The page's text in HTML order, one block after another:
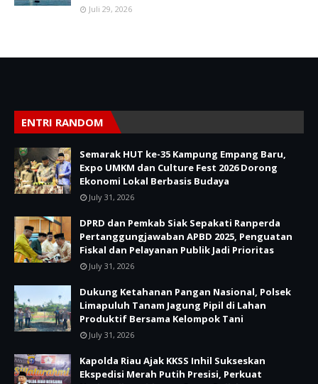
Juli 29, 2026
ENTRI RANDOM
Semarak HUT ke-35 Kampung Empang Baru,
Expo UMKM dan Culture Fest 2026 Dorong
Ekonomi Lokal Berbasis Budaya
July 31, 2026
DPRD dan Pemkab Siak Sepakati Ranperda
Pertanggungjawaban APBD 2025, Penguatan
Fiskal dan Pelayanan Publik Jadi Prioritas
July 31, 2026
Dukung Ketahanan Pangan Nasional, Polsek
Limapuluh Tanam Jagung Pipil di Lahan
Produktif Bersama Kelompok Tani
July 31, 2026
Kapolda Riau Ajak KKSS Inhil Sukseskan
Ekspedisi Merah Putih Presisi, Perkuat